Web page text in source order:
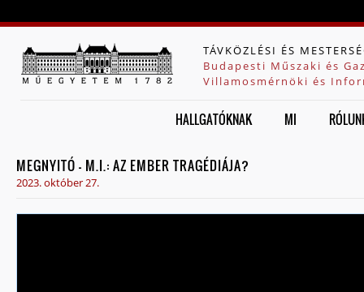
TÁVKÖZLÉSI ÉS
Budapesti Műszaki és
Villamosmérnöki és
HALLGATÓKNAK MI
MEGNYITÓ - M.I.: AZ EMBER TRAGÉDIÁJA?
2023. október 27.